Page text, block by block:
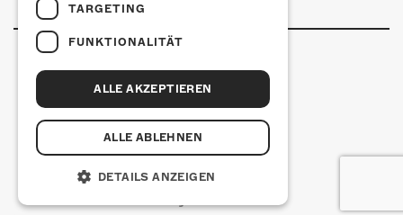
Kulturfabrik Kofmehl
Kofmehlweg 1
+41 32 621 20 60
TARGETING
FUNKTIONALITÄT
ALLE AKZEPTIEREN
ALLE ABLEHNEN
DETAILS ANZEIGEN